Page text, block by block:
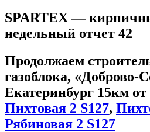
SPARTEX —
недельный отчет 42
Продолжаем
газоблока, «Доброво-
Екатеринбург 15км
Пихтовая 2 S127,
Рябиновая 2 S127